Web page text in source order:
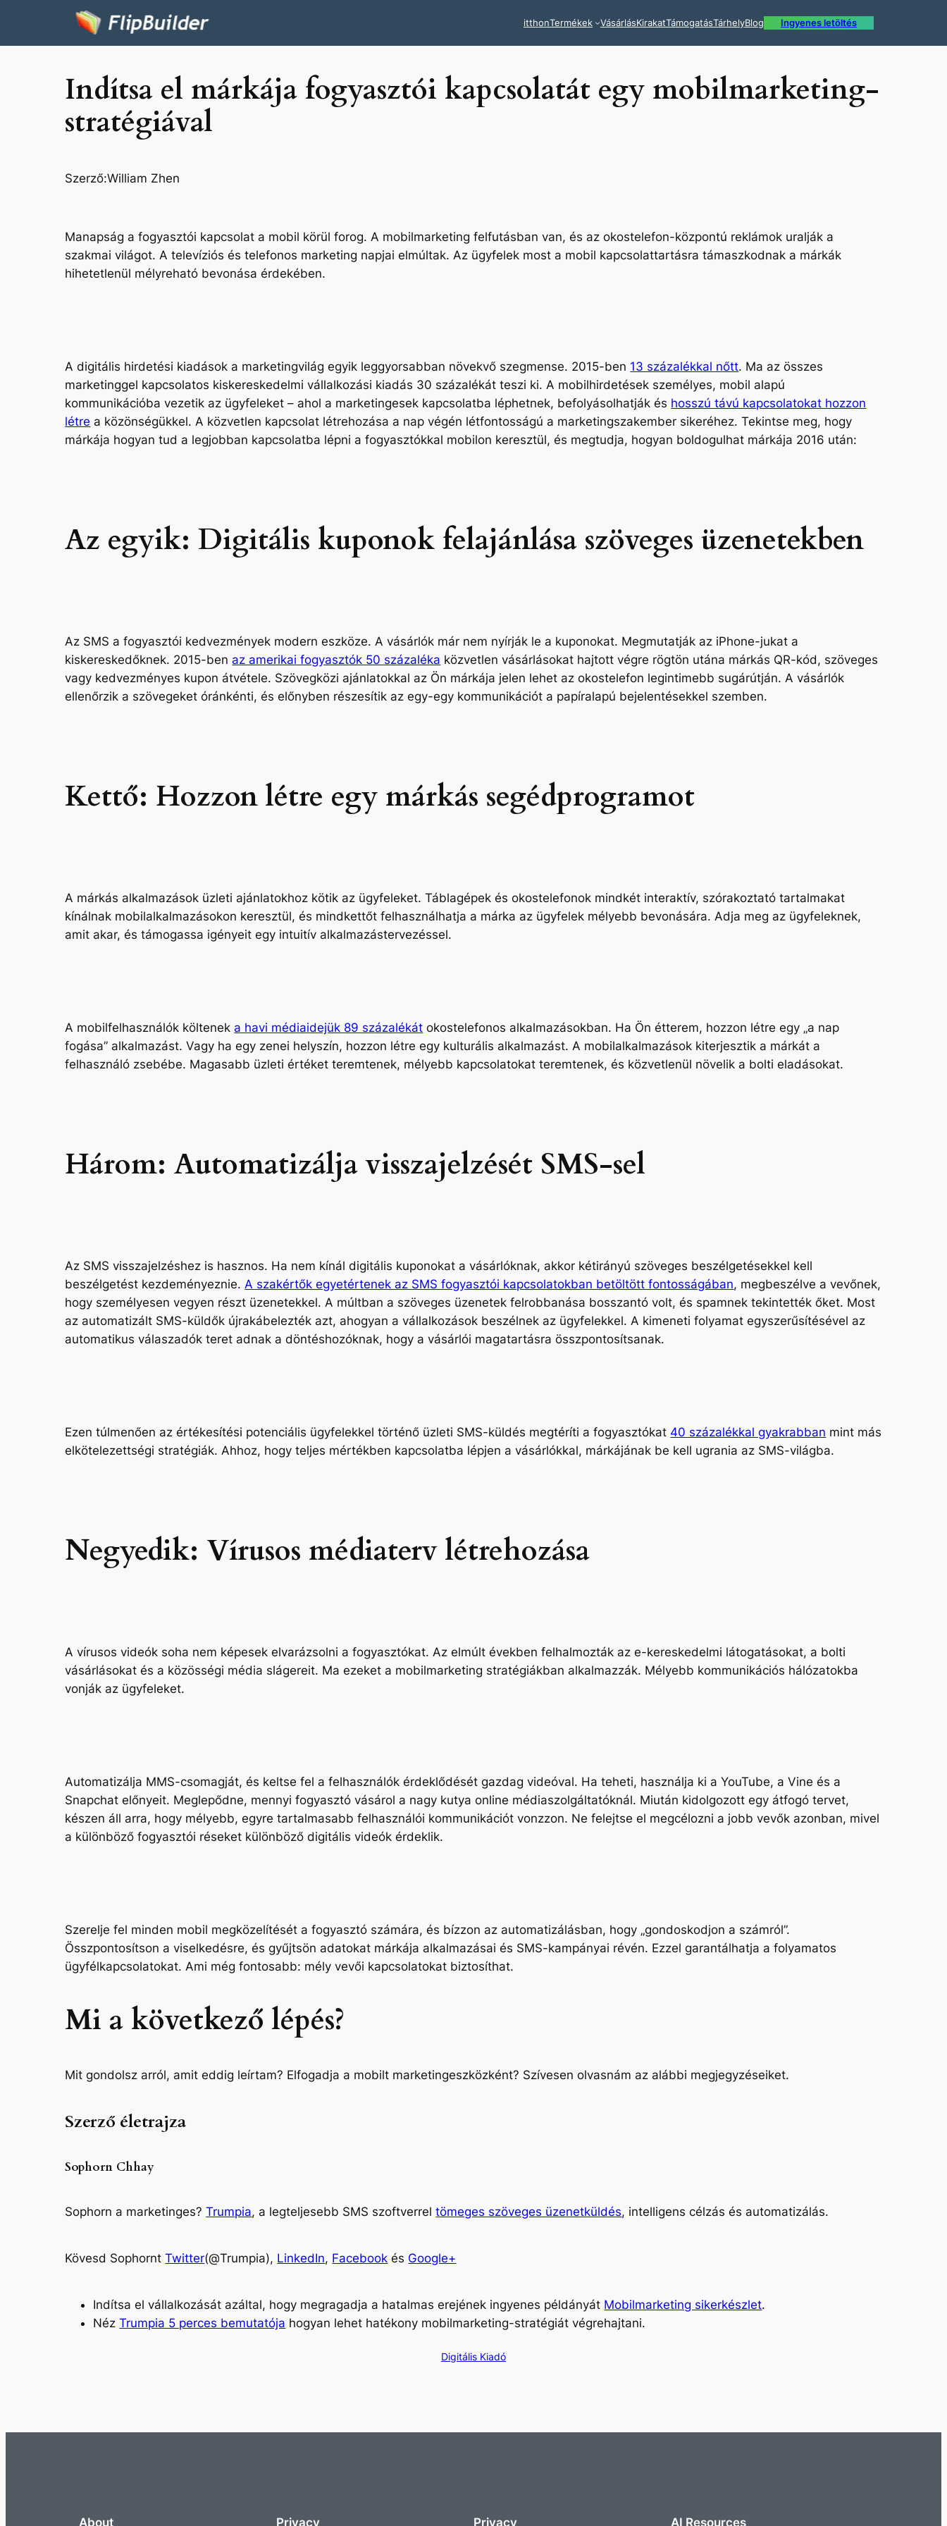
itthonTermékek VásárlásKirakatTámogatásTárhelyBlog Ingyenes letöltés
Indítsa el márkája fogyasztói kapcsolatát egy mobilmarketing-
stratégiával
Szerző:William Zhen
Manapság a fogyasztói kapcsolat a mobil körül forog. A mobilmarketing felfutásban van, és az okostelefon-központú reklámok uralják a
szakmai világot. A televíziós és telefonos marketing napjai elmúltak. Az ügyfelek most a mobil kapcsolattartásra támaszkodnak a márkák
hihetetlenül mélyreható bevonása érdekében.
A digitális hirdetési kiadások a marketingvilág egyik leggyorsabban növekvő szegmense. 2015-ben 13 százalékkal nőtt. Ma az összes
marketinggel kapcsolatos kiskereskedelmi vállalkozási kiadás 30 százalékát teszi ki. A mobilhirdetések személyes, mobil alapú
kommunikációba vezetik az ügyfeleket – ahol a marketingesek kapcsolatba léphetnek, befolyásolhatják és hosszú távú kapcsolatokat hozzon
létre a közönségükkel. A közvetlen kapcsolat létrehozása a nap végén létfontosságú a marketingszakember sikeréhez. Tekintse meg, hogy
márkája hogyan tud a legjobban kapcsolatba lépni a fogyasztókkal mobilon keresztül, és megtudja, hogyan boldogulhat márkája 2016 után:
Az egyik: Digitális kuponok felajánlása szöveges üzenetekben
Az SMS a fogyasztói kedvezmények modern eszköze. A vásárlók már nem nyírják le a kuponokat. Megmutatják az iPhone-jukat a
kiskereskedőknek. 2015-ben az amerikai fogyasztók 50 százaléka közvetlen vásárlásokat hajtott végre rögtön utána márkás QR-kód, szöveges
vagy kedvezményes kupon átvétele. Szövegközi ajánlatokkal az Ön márkája jelen lehet az okostelefon legintimebb sugárútján. A vásárlók
ellenőrzik a szövegeketóránkénti, és előnyben részesítik az egy-egy kommunikációt a papíralapú bejelentésekkel szemben.
Kettő: Hozzon létre egy márkás segédprogramot
A márkás alkalmazások üzleti ajánlatokhoz kötik az ügyfeleket. Táblagépek és okostelefonok mindkét interaktív, szórakoztató tartalmakat
kínálnak mobilalkalmazásokon keresztül, és mindkettőt felhasználhatja a márka az ügyfelek mélyebb bevonására. Adja meg az ügyfeleknek,
amit akar, és támogassa igényeit egy intuitív alkalmazástervezéssel.
A mobilfelhasználók költenek a havi médiaidejük 89 százalékát okostelefonos alkalmazásokban. Ha Ön étterem, hozzon létre egy „a nap
fogása” alkalmazást. Vagy ha egy zenei helyszín, hozzon létre egy kulturális alkalmazást. A mobilalkalmazások kiterjesztik a márkát a
felhasználó zsebébe. Magasabb üzleti értéket teremtenek, mélyebb kapcsolatokat teremtenek, és közvetlenül növelik a bolti eladásokat.
Három: Automatizálja visszajelzését SMS-sel
Az SMS visszajelzéshez is hasznos. Ha nem kínál digitális kuponokat a vásárlóknak, akkor kétirányú szöveges beszélgetésekkel kell
beszélgetést kezdeményeznie.A szakértők egyetértenek az SMS fogyasztói kapcsolatokban betöltött fontosságában, megbeszélve a vevőnek,
hogy személyesen vegyen részt üzenetekkel. A múltban a szöveges üzenetek felrobbanása bosszantó volt, és spamnek tekintették őket. Most
az automatizált SMS-küldők újrakábelezték azt, ahogyan a vállalkozások beszélnek az ügyfelekkel. A kimeneti folyamat egyszerűsítésével az
automatikus válaszadók teret adnak a döntéshozóknak, hogy a vásárlói magatartásra összpontosítsanak.
Ezen túlmenően az értékesítési potenciális ügyfelekkel történő üzleti SMS-küldés megtéríti a fogyasztókat 40 százalékkal gyakrabban mint más
elkötelezettségi stratégiák. Ahhoz, hogy teljes mértékben kapcsolatba lépjen a vásárlókkal, márkájának be kell ugrania az SMS-világba.
Negyedik: Vírusos médiaterv létrehozása
A vírusos videók soha nem képesek elvarázsolni a fogyasztókat. Az elmúlt években felhalmozták az e-kereskedelmi látogatásokat, a bolti
vásárlásokat és a közösségi média slágereit. Ma ezeket a mobilmarketing stratégiákban alkalmazzák. Mélyebb kommunikációs hálózatokba
vonják az ügyfeleket.
Automatizálja MMS-csomagját, és keltse fel a felhasználók érdeklődését gazdag videóval. Ha teheti, használja ki a YouTube, a Vine és a
Snapchat előnyeit. Meglepődne, mennyi fogyasztó vásárol a nagy kutya online médiaszolgáltatóknál. Miután kidolgozott egy átfogó tervet,
készen áll arra, hogy mélyebb, egyre tartalmasabb felhasználói kommunikációt vonzzon. Ne felejtse el megcélozni a jobb vevők azonban, mivel
a különböző fogyasztói réseket különböző digitális videók érdeklik.
Szerelje fel minden mobil megközelítését a fogyasztó számára, és bízzon az automatizálásban, hogy „gondoskodjon a számról”.
Összpontosítson a viselkedésre, és gyűjtsön adatokat márkája alkalmazásai és SMS-kampányai révén. Ezzel garantálhatja a folyamatos
ügyfélkapcsolatokat. Ami még fontosabb: mély vevői kapcsolatokat biztosíthat.
Mi a következő lépés?
Mit gondolsz arról, amit eddig leírtam? Elfogadja a mobilt marketingeszközként? Szívesen olvasnám az alábbi megjegyzéseiket.
Szerző életrajza
Sophorn Chhay
Sophorn a marketinges?Trumpia, a legteljesebb SMS szoftverreltömeges szöveges üzenetküldés, intelligens célzás és automatizálás.
Kövesd SophorntTwitter(@Trumpia), LinkedIn, Facebook és Google+
Indítsa el vállalkozását azáltal, hogy megragadja a hatalmas erejének ingyenes példányát Mobilmarketing sikerkészlet.
NézTrumpia 5 perces bemutatója hogyan lehet hatékony mobilmarketing-stratégiát végrehajtani.
Digitális Kiadó
About Privacy Privacy AI Resources